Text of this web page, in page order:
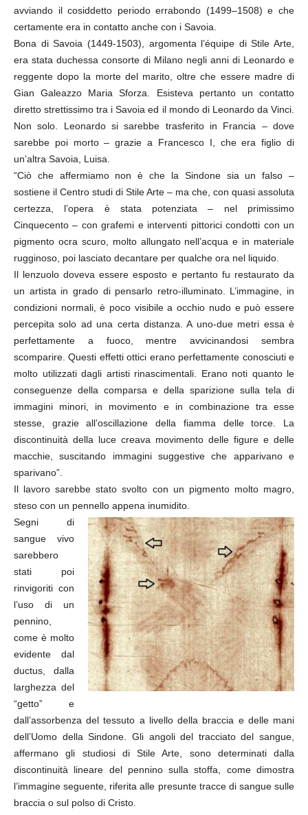
avviando il cosiddetto periodo errabondo (1499–1508) e che
certamente era in contatto anche con i Savoia.
Bona di Savoia (1449-1503), argomenta l’équipe di Stile Arte,
era stata duchessa consorte di Milano negli anni di Leonardo e
reggente dopo la morte del marito, oltre che essere madre di
Gian Galeazzo Maria Sforza. Esisteva pertanto un contatto
diretto strettissimo tra i Savoia ed il mondo di Leonardo da Vinci.
Non solo. Leonardo si sarebbe trasferito in Francia – dove
sarebbe poi morto – grazie a Francesco I, che era figlio di
un’altra Savoia, Luisa.
“Ciò che affermiamo non è che la Sindone sia un falso –
sostiene il Centro studi di Stile Arte – ma che, con quasi assoluta
certezza, l’opera è stata potenziata – nel primissimo
Cinquecento – con grafemi e interventi pittorici condotti con un
pigmento ocra scuro, molto allungato nell’acqua e in materiale
rugginoso, poi lasciato decantare per qualche ora nel liquido.
Il lenzuolo doveva essere esposto e pertanto fu restaurato da
un artista in grado di pensarlo retro-illuminato. L’immagine, in
condizioni normali, è poco visibile a occhio nudo e può essere
percepita solo ad una certa distanza. A uno-due metri essa è
perfettamente a fuoco, mentre avvicinandosi sembra
scomparire. Questi effetti ottici erano perfettamente conosciuti e
molto utilizzati dagli artisti rinascimentali. Erano noti quanto le
conseguenze della comparsa e della sparizione sulla tela di
immagini minori, in movimento e in combinazione tra esse
stesse, grazie all’oscillazione della fiamma delle torce. La
discontinuità della luce creava movimento delle figure e delle
macchie, suscitando immagini suggestive che apparivano e
sparivano”.
Il lavoro sarebbe stato svolto con un pigmento molto magro,
steso con un pennello appena inumidito.
Segni di
sangue vivo
sarebbero
stati poi
rinvigoriti con
l’uso di un
pennino,
come è molto
evidente dal
ductus, dalla
larghezza del
“getto” e
dall’assorbenza del tessuto a livello della braccia e delle mani
dell’Uomo della Sindone. Gli angoli del tracciato del sangue,
affermano gli studiosi di Stile Arte, sono determinati dalla
discontinuità lineare del pennino sulla stoffa, come dimostra
l’immagine seguente, riferita alle presunte tracce di sangue sulle
braccia o sul polso di Cristo.